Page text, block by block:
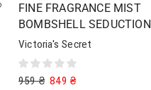
FINE FRAGRANCE MIST
BOMBSHELL SEDUCTION
Victoria's Secret
959₴ 849₴